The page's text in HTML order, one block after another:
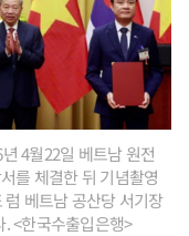
4월22일 베트남 원전
를 체결한 뒤 기념촬영
베트남 공산당 서기장
<한국수출입은행>